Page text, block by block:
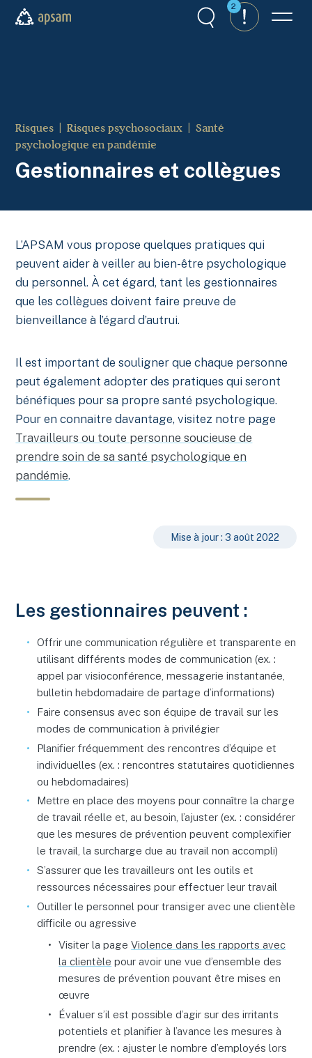
Aller au contenu principal
RechercheAlertes
2
Menu
Risques Risques psychosociaux
Santé
psychologique en pandémie
Gestionnaires et collègues
L’APSAM vous propose quelques pratiques qui
peuvent aider à veiller au bien-être psychologique
du personnel. À cet égard, tant les gestionnaires
que les collègues doivent faire preuve de
bienveillance à l’égard d’autrui.
Il est important de souligner que chaque personne
peut également adopter des pratiques qui seront
bénéfiques pour sa propre santé psychologique.
Pour en connaitre davantage, visitez notre page
Travailleurs ou toute personne soucieuse de
prendre soin de sa santé psychologique en
pandémie.
Mise à jour : 3 août 2022
Les gestionnaires peuvent :
Offrir une communication régulière et transparente en
utilisant différents modes de communication (ex. :
appel par visioconférence, messagerie instantanée,
bulletin hebdomadaire de partage d’informations)
Faire consensus avec son équipe de travail sur les
modes de communication à privilégier
Planifier fréquemment des rencontres d’équipe et
individuelles (ex. : rencontres statutaires quotidiennes
ou hebdomadaires)
Mettre en place des moyens pour connaître la charge
de travail réelle et, au besoin, l’ajuster (ex. : considérer
que les mesures de prévention peuvent complexifier
le travail, la surcharge due au travail non accompli)
S’assurer que les travailleurs ont les outils et
ressources nécessaires pour effectuer leur travail
Outiller le personnel pour transiger avec une clientèle
difficile ou agressive
Visiter la pageViolence dans les rapports avec
la clientèle pour avoir une vue d’ensemble des
mesures de prévention pouvant être mises en
œuvre
Évaluer s’il est possible d’agir sur des irritants
potentiels et planifier à l’avance les mesures à
prendre (ex. : ajuster le nombre d’employés lors